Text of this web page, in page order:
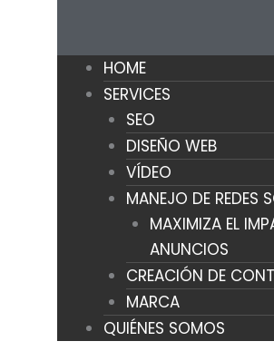
HOME
SERVICES
SEO
DISEÑO WEB
VÍDEO
MANEJO DE REDES
MAXIMIZA EL
ANUNCIOS
CREACIÓN DE
MARCA
QUIÉNES SOMOS